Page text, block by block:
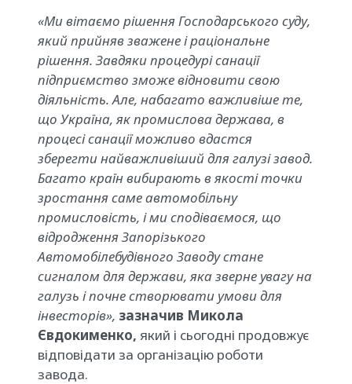
«Ми вітаємо рішення Господарського суду,
який прийняв зважене і раціональне
рішення. Завдяки процедурі санації
підприємство зможе відновити свою
діяльність. Але, набагато важливіше те,
що Україна, як промислова держава, в
процесі санації можливо вдастся
зберегти найважливіший для галузі завод.
Багато країн вибирають в якості точки
зростання саме автомобільну
промисловість, і ми сподіваємося, що
відродження Запорізького
Автомобілебудівного Заводу стане
сигналом для держави, яка зверне увагу на
галузь і почне створювати умови для
інвесторів», зазначив Микола
Євдокименко, який і сьогодні продовжує
відповідати за організацію роботи
завода.